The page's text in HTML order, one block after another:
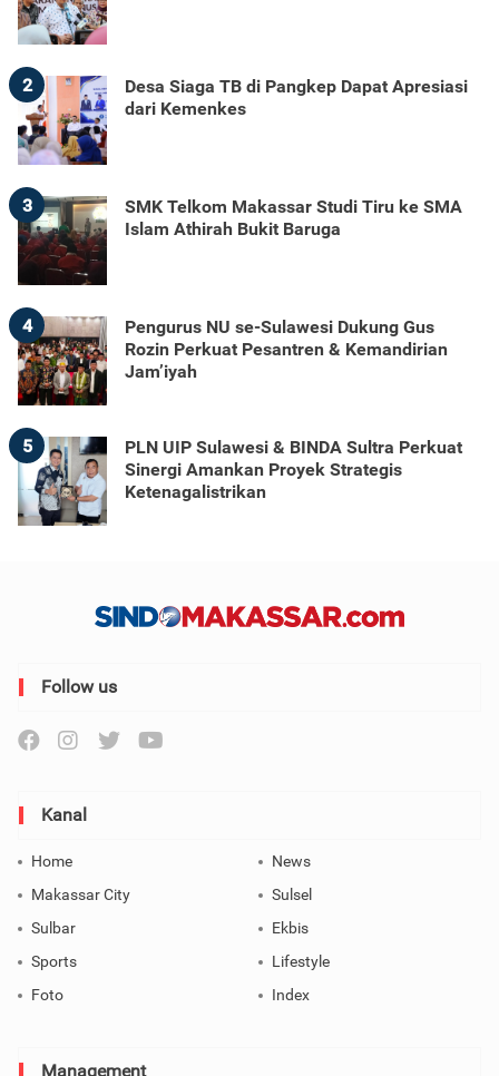
2
Desa Siaga TB di Pangkep Dapat Apresiasi
dari Kemenkes
3
SMK Telkom Makassar Studi Tiru ke SMA
Islam Athirah Bukit Baruga
4
Pengurus NU se-Sulawesi Dukung Gus
Rozin Perkuat Pesantren & Kemandirian
Jam’iyah
5
PLN UIP Sulawesi & BINDA Sultra Perkuat
Sinergi Amankan Proyek Strategis
Ketenagalistrikan
Follow us
Kanal
Home
News
Makassar City
Sulsel
Sulbar
Ekbis
Sports
Lifestyle
Foto
Index
Management